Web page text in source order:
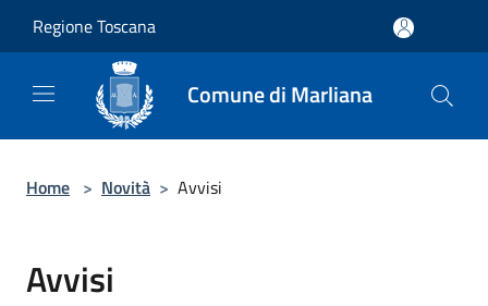
Regione Toscana
Comune di Marliana
Home > Novità > Avvisi
Avvisi